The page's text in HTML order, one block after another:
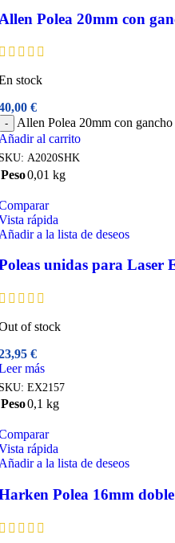
Polea 20mm con
stock
€
- Allen Polea 20mm con
al carrito
A2020SHK
Peso0,01 kg
rápida
a la lista de deseos
unidas para Laser
of stock
€
más
EX2157
Peso0,1 kg
rápida
a la lista de deseos
Polea 16mm